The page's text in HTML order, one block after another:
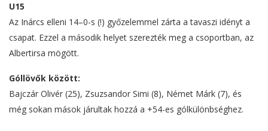
U15
Az Inárcs elleni 14–0-s (!) győzelemmel zárta a tavaszi idényt a
csapat. Ezzel a második helyet szerezték meg a csoportban, az
Albertirsa mögött.
Góllövők között:
Bajczár Olivér (25), Zsuzsandor Simi (8), Német Márk (7), és
még sokan mások járultak hozzá a +54-es gólkülönbséghez.